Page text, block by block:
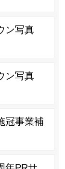
ン写真
ン写真
冠事業補